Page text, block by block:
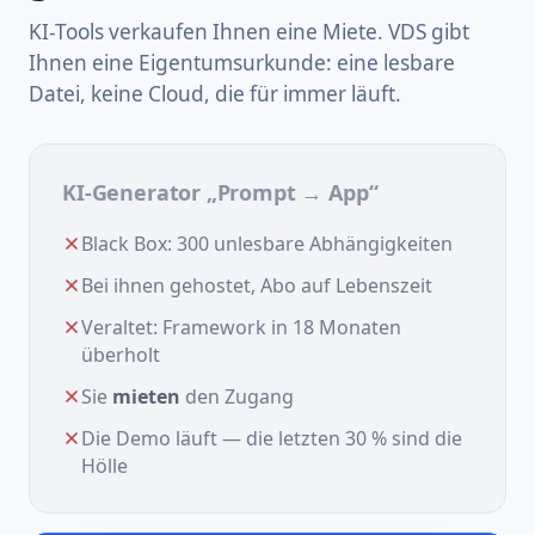
KI-Tools verkaufen Ihnen eine Miete. VDS gibt
Ihnen eine Eigentumsurkunde: eine lesbare
Datei, keine Cloud, die für immer läuft.
KI-Generator „Prompt → App“
Black Box: 300 unlesbare Abhängigkeiten
Bei ihnen gehostet, Abo auf Lebenszeit
Veraltet: Framework in 18 Monaten
überholt
Sie mieten den Zugang
Die Demo läuft — die letzten 30 % sind die
Hölle